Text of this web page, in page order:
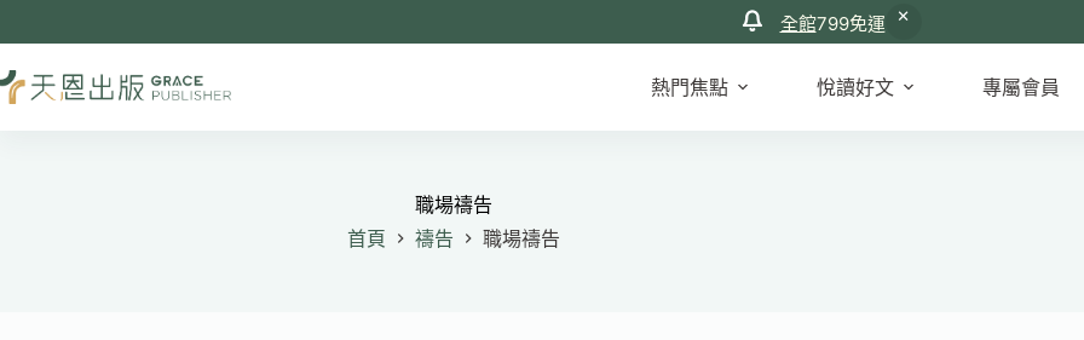
全館799免運
至
主
熱門焦點 悅讀好文 專屬會員
職場禱告
首頁
禱告 職場禱告